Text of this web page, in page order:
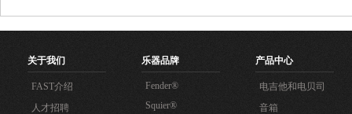
关于我们
FAST介绍
人才招聘
乐器品牌
Fender®
Squier®
产品中心
电吉他和电贝司
音箱